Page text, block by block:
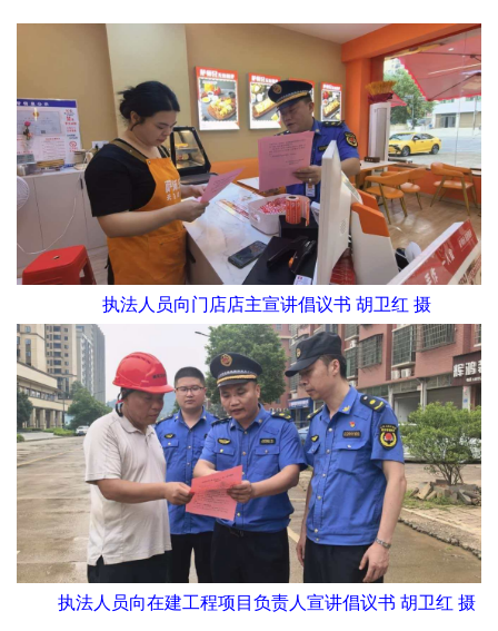
执法人员向门店店主宣讲倡议书 胡卫红 摄
执法人员向在建工程项目负责人宣讲倡议书 胡卫红 摄